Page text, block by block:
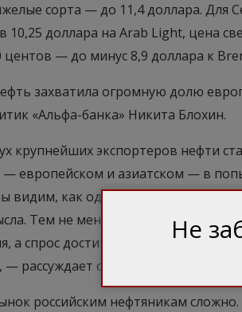
сорта — до 11,4 доллара. Для
10,25 доллара на Arab Light, цена
центов — до минус 8,9 доллара к
захватила огромную долю
«Альфа-банка» Никита Блохин.
крупнейших экспортеров нефти
— европейском и азиатском — в
видим, как один игрок
Тем не менее, в мире, где 20
а спрос достиг 25-летнего
рассуждает он.
российским нефтяникам сложно.
Не